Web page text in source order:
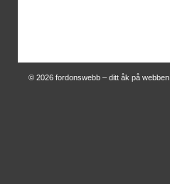
© 2026 fordonswebb – ditt åk på webben